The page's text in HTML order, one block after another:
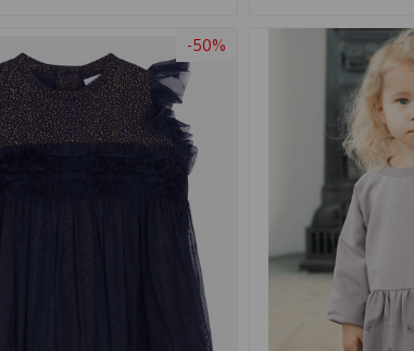
-50%